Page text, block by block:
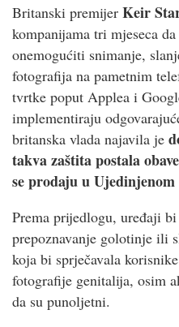
Britanski premijer Keir
kompanijama tri mjeseca
onemogućiti snimanje,
fotografija na pametnim
tvrtke poput Applea i
implementiraju
britanska vlada najavila je
takva zaštita postala
se prodaju u
Prema prijedlogu, uređaji
prepoznavanje golotinje ili
koja bi sprječavala
fotografije genitalija, osim
da su punoljetni.